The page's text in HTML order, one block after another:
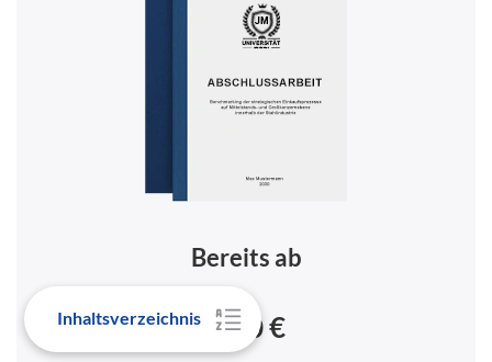
Inhaltsverzeichnis
Bereits ab
9,90 €